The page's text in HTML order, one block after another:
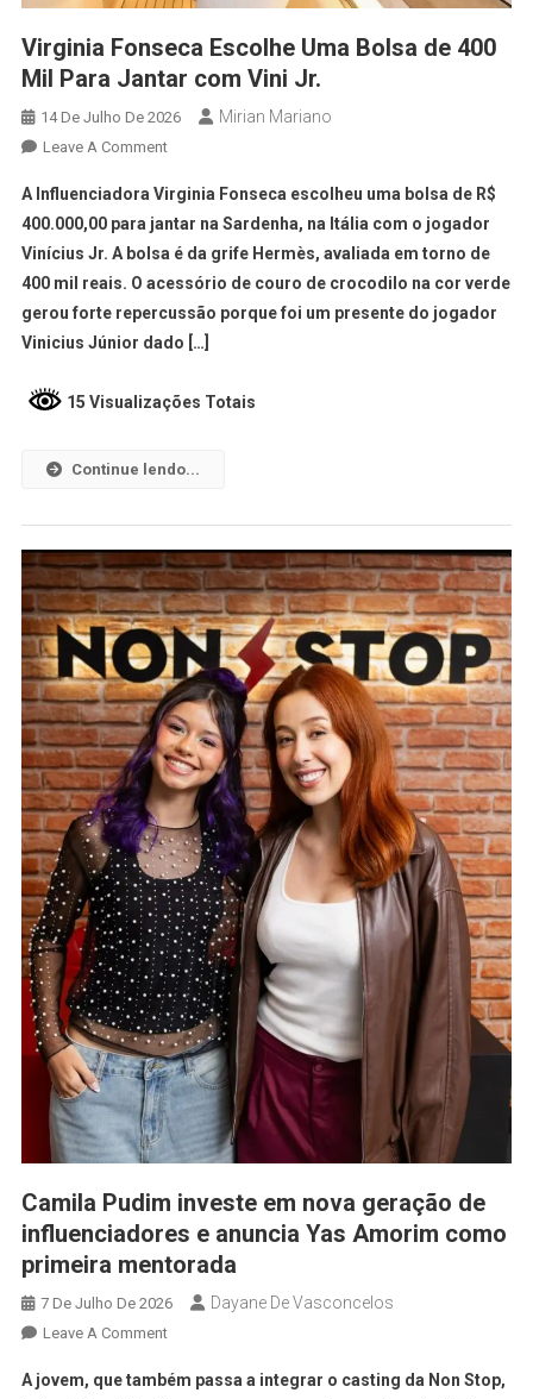
Virginia Fonseca Escolhe Uma Bolsa de 400
Mil Para Jantar com Vini Jr.
14 De Julho De 2026 Mirian Mariano
Leave A Comment
A Influenciadora Virginia Fonseca escolheu uma bolsa de R$
400.000,00 para jantar na Sardenha, na Itália com o jogador
Vinícius Jr. A bolsa é da grife Hermès, avaliada em torno de
400 mil reais. O acessório de couro de crocodilo na cor verde
gerou forte repercussão porque foi um presente do jogador
Vinicius Júnior dado […]
15 Visualizações Totais
Continue lendo...
Camila Pudim investe em nova geração de
influenciadores e anuncia Yas Amorim como
primeira mentorada
7 De Julho De 2026 Dayane De Vasconcelos
Leave A Comment
A jovem, que também passa a integrar o casting da Non Stop,